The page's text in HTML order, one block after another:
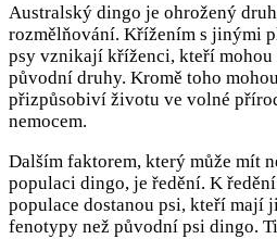
Australský dingo je ohrožený
rozmělňování. Křížením s jinými
psy vznikají kříženci, kteří mohou
původní druhy. Kromě toho
přizpůsobiví životu ve volné
nemocem.
Dalším faktorem, který může mít
populaci dingo, je ředění. K
populace dostanou psi, kteří mají
fenotypy než původní psi dingo.